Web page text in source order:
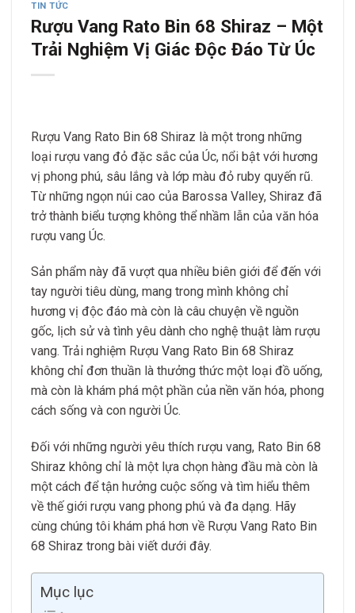
TIN TỨC
Rượu Vang Rato Bin 68 Shiraz – Một
Trải Nghiệm Vị Giác Độc Đáo Từ Úc
Rượu Vang Rato Bin 68 Shiraz là một trong những
loại rượu vang đỏ đặc sắc của Úc, nổi bật với hương
vị phong phú, sâu lắng và lớp màu đỏ ruby quyến rũ.
Từ những ngọn núi cao của Barossa Valley, Shiraz đã
trở thành biểu tượng không thể nhầm lẫn của văn hóa
rượu vang Úc.
Sản phẩm này đã vượt qua nhiều biên giới để đến với
tay người tiêu dùng, mang trong mình không chỉ
hương vị độc đáo mà còn là câu chuyện về nguồn
gốc, lịch sử và tình yêu dành cho nghệ thuật làm rượu
vang. Trải nghiệm Rượu Vang Rato Bin 68 Shiraz
không chỉ đơn thuần là thưởng thức một loại đồ uống,
mà còn là khám phá một phần của nền văn hóa, phong
cách sống và con người Úc.
Đối với những người yêu thích rượu vang, Rato Bin 68
Shiraz không chỉ là một lựa chọn hàng đầu mà còn là
một cách để tận hưởng cuộc sống và tìm hiểu thêm
về thế giới rượu vang phong phú và đa dạng. Hãy
cùng chúng tôi khám phá hơn về Rượu Vang Rato Bin
68 Shiraz trong bài viết dưới đây.
Mục lục